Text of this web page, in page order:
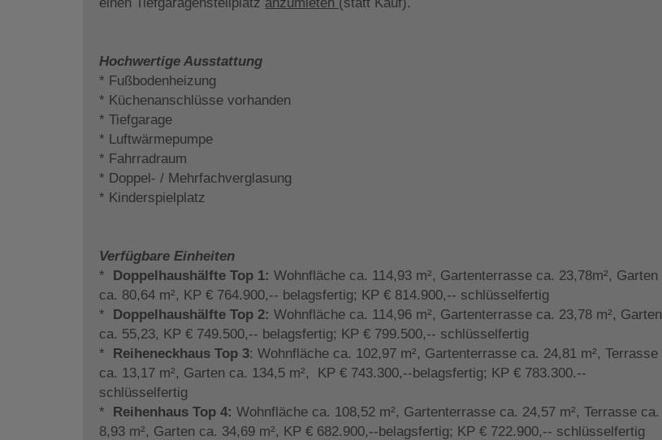
Hochwertige Ausstattung
* Fußbodenheizung
* Küchenanschlüsse vorhanden
* Tiefgarage
* Luftwärmepumpe
* Fahrradraum
* Doppel- / Mehrfachverglasung
* Kinderspielplatz
Verfügbare Einheiten
* Doppelhaushälfte Top 1: Wohnfläche ca. 114,93 m², Gartenterrasse ca. 23,78m², Garten
ca. 80,64 m², KP € 764.900,-- belagsfertig; KP € 814.900,-- schlüsselfertig
* Doppelhaushälfte Top 2: Wohnfläche ca. 114,96 m², Gartenterrasse ca. 23,78 m², Garten
ca. 55,23, KP € 749.500,-- belagsfertig; KP € 799.500,-- schlüsselfertig
* Reiheneckhaus Top 3: Wohnfläche ca. 102,97 m², Gartenterrasse ca. 24,81 m², Terrasse
ca. 13,17 m², Garten ca. 134,5 m², KP € 743.300,--belagsfertig; KP € 783.300.--
schlüsselfertig
* Reihenhaus Top 4: Wohnfläche ca. 108,52 m², Gartenterrasse ca. 24,57 m², Terrasse ca.
8,93 m², Garten ca. 34,69 m², KP € 682.900,--belagsfertig; KP € 722.900,-- schlüsselfertig